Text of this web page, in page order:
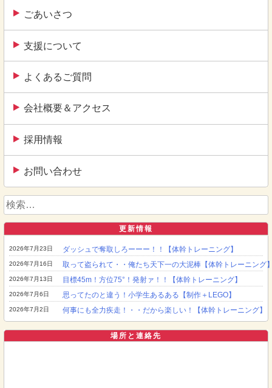
ごあいさつ
支援について
よくあるご質問
会社概要＆アクセス
採用情報
お問い合わせ
検
索:
更新情報
ダッシュで奪取しろーーー！！【体幹トレーニング】
2026年7月23日
取って盗られて・・俺たち天下一の大泥棒【体幹トレーニング
2026年7月16日
目標45m！方位75°！発射ァ！！【体幹トレーニング】
2026年7月13日
思ってたのと違う！小学生あるある【制作＋LEGO】
2026年7月6日
何事にも全力疾走！・・だから楽しい！【体幹トレーニング】
2026年7月2日
場所と連絡先